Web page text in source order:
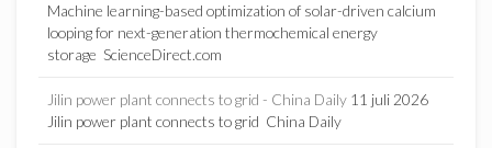
Machine learning-based optimization of solar-driven calcium
looping for next-generation thermochemical energy
storage ScienceDirect.com
Jilin power plant connects to grid - China Daily 11 juli 2026
Jilin power plant connects to grid China Daily